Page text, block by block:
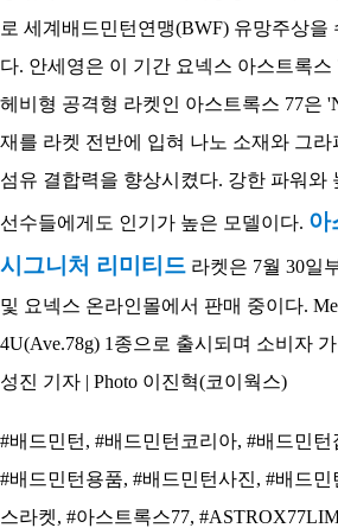
로 세계배드민턴연맹(BWF) 유망주상을
다. 안세영은 이 기간 요넥스 아스트록스
헤비형 공격형 라켓인 아스트록스 77은
재를 라켓 전반에 입혀 나노 소재와 그
섬유 결합력을 향상시켰다. 강한 파워와
선수들에게도 인기가 높은 모델이다. 아
시그니처 리미티드 라켓은 7월 30일
및 요넥스 온라인몰에서 판매 중이다.
4U(Ave.78g) 1종으로 출시되며 소비자
성진 기자 | Photo 이진혁(코이웍스)
#배드민턴, #배드민턴코리아, #배드민
#배드민턴용품, #배드민턴사진, #배드민
스라켓, #아스트록스77,